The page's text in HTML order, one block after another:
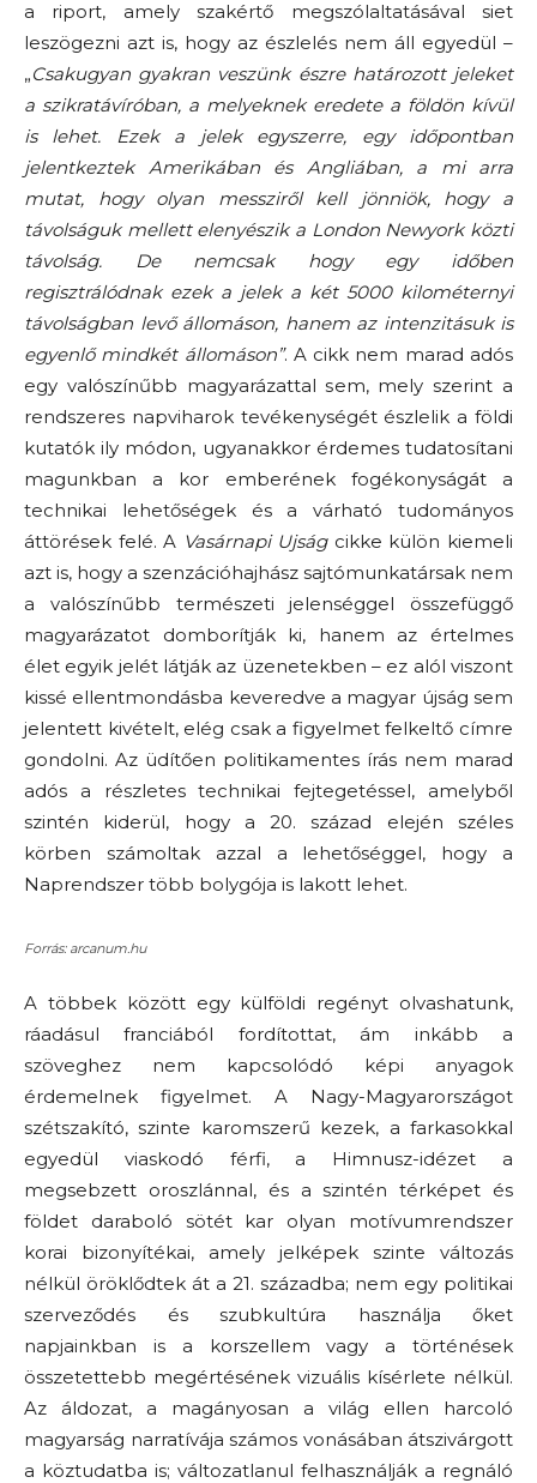
a riport, amely szakértő megszólaltatásával siet
leszögezni azt is, hogy az észlelés nem áll egyedül –
„Csakugyan gyakran veszünk észre határozott jeleket
a szikratávíróban, a melyeknek eredete a földön kívül
is lehet. Ezek a jelek egyszerre, egy időpontban
jelentkeztek Amerikában és Angliában, a mi arra
mutat, hogy olyan messziről kell jönniök, hogy a
távolságuk mellett elenyészik a London Newyork közti
távolság. De nemcsak hogy egy időben
regisztrálódnak ezek a jelek a két 5000 kilométernyi
távolságban levő állomáson, hanem az intenzitásuk is
egyenlő mindkét állomáson”. A cikk nem marad adós
egy valószínűbb magyarázattal sem, mely szerint a
rendszeres napviharok tevékenységét észlelik a földi
kutatók ily módon, ugyanakkor érdemes tudatosítani
magunkban a kor emberének fogékonyságát a
technikai lehetőségek és a várható tudományos
áttörések felé. A Vasárnapi Ujságcikke külön kiemeli
azt is, hogy a szenzációhajhász sajtómunkatársak nem
a valószínűbb természeti jelenséggel összefüggő
magyarázatot domborítják ki, hanem az értelmes
élet egyik jelét látják az üzenetekben – ez alól viszont
kissé ellentmondásba keveredve a magyar újság sem
jelentett kivételt, elég csak a figyelmet felkeltő címre
gondolni. Az üdítően politikamentes írás nem marad
adós a részletes technikai fejtegetéssel, amelyből
szintén kiderül, hogy a 20. század elején széles
körben számoltak azzal a lehetőséggel, hogy a
Naprendszer több bolygója is lakott lehet.
Forrás: arcanum.hu
A többek között egy külföldi regényt olvashatunk,
ráadásul franciából fordítottat, ám inkább a
szöveghez nem kapcsolódó képi anyagok
érdemelnek figyelmet. A Nagy-Magyarországot
szétszakító, szinte karomszerű kezek, a farkasokkal
egyedül viaskodó férfi, a Himnusz-idézet a
megsebzett oroszlánnal, és a szintén térképet és
földet daraboló sötét kar olyan motívumrendszer
korai bizonyítékai, amely jelképek szinte változás
nélkül öröklődtek át a 21. századba; nem egy politikai
szerveződés és szubkultúra használja őket
napjainkban is a korszellem vagy a történések
összetettebb megértésének vizuális kísérlete nélkül.
Az áldozat, a magányosan a világ ellen harcoló
magyarság narratívája számos vonásában átszivárgott
a köztudatba is; változatlanul felhasználják a regnáló